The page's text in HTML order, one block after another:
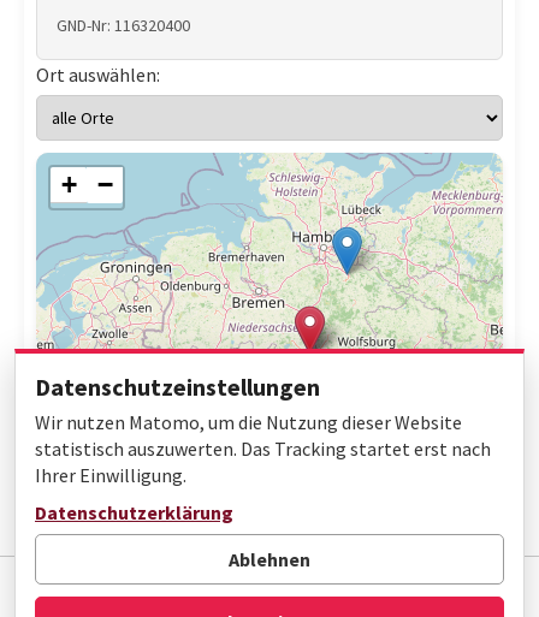
GND-Nr: 116320400
Ort auswählen:
+ −
Impressum Datenschutz
Barrierefreiheit
Datenschutzeinstellungen
Wir nutzen Matomo, um die Nutzung dieser Website
statistisch auszuwerten. Das Tracking startet erst nach
Ihrer Einwilligung.
Datenschutzerklärung
Ablehnen